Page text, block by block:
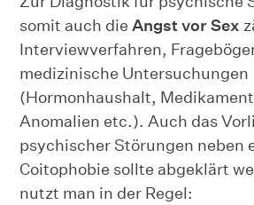
somit auch dieAngst vor Sex
Interviewverfahren,
medizinische Untersuchungen
(Hormonhaushalt,
Anomalien etc.). Auch das
psychischer Störungen neben
Coitophobie sollte abgeklärt
nutzt man in der Regel: